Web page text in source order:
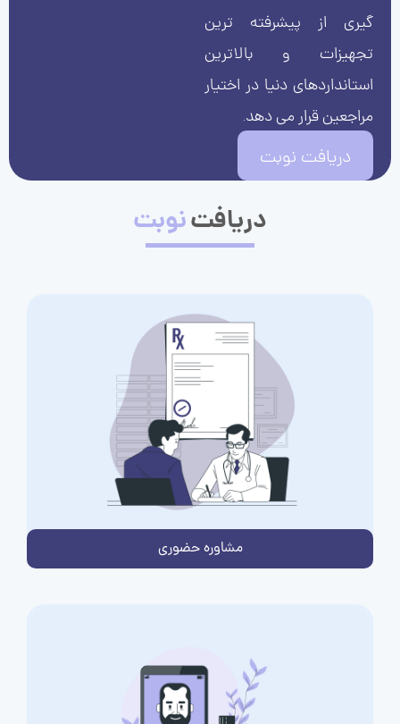
گیری از پیشرفته ترین
تجهیزات و بالاترین
استانداردهای دنیا در اختیار
مراجعین قرار می دهد.
دریافت نوبت
دریافتنوبت
مشاوره حضوری